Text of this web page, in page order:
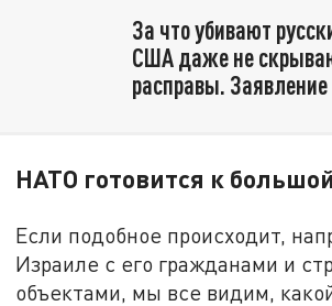
За что убивают
США даже не
расправы.
НАТО готовится к
Если подобное происходит,
Израиле с его гражданами и
объектами, мы все видим,